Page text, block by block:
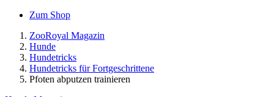
Zum Shop
ZooRoyal Magazin
Hunde
Hundetricks
Hundetricks für Fortgeschrittene
Pfoten abputzen trainieren